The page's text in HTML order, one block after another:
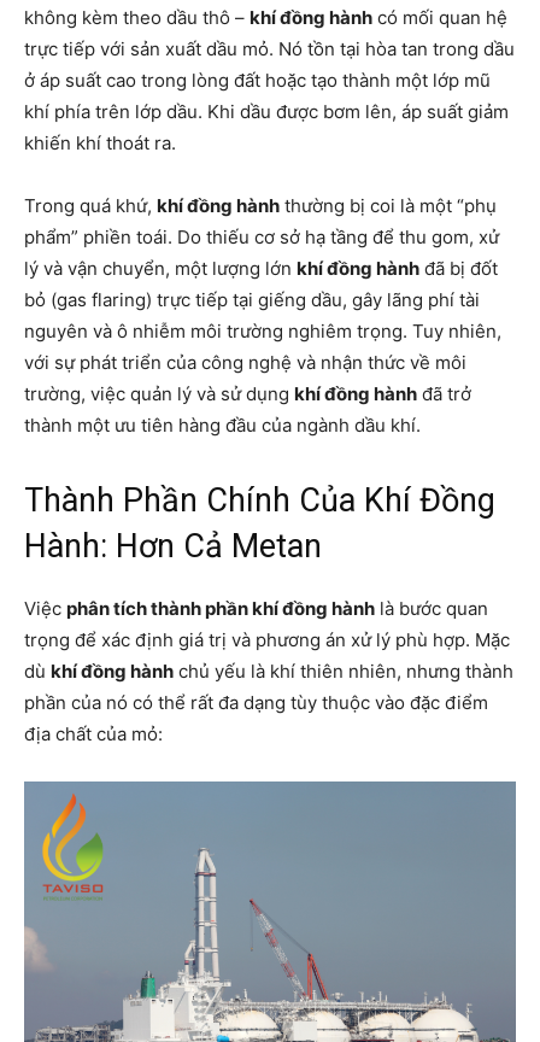
không kèm theo dầu thô – khí đồng hành có mối quan hệ
trực tiếp với sản xuất dầu mỏ. Nó tồn tại hòa tan trong dầu
ở áp suất cao trong lòng đất hoặc tạo thành một lớp mũ
khí phía trên lớp dầu. Khi dầu được bơm lên, áp suất giảm
khiến khí thoát ra.
Trong quá khứ, khí đồng hành thường bị coi là một “phụ
phẩm” phiền toái. Do thiếu cơ sở hạ tầng để thu gom, xử
lý và vận chuyển, một lượng lớn khí đồng hành đã bị đốt
bỏ (gas flaring) trực tiếp tại giếng dầu, gây lãng phí tài
nguyên và ô nhiễm môi trường nghiêm trọng. Tuy nhiên,
với sự phát triển của công nghệ và nhận thức về môi
trường, việc quản lý và sử dụng khí đồng hành đã trở
thành một ưu tiên hàng đầu của ngành dầu khí.
Thành Phần Chính Của Khí Đồng
Hành: Hơn Cả Metan
Việc phân tích thành phần khí đồng hành là bước quan
trọng để xác định giá trị và phương án xử lý phù hợp. Mặc
dù khí đồng hành chủ yếu là khí thiên nhiên, nhưng thành
phần của nó có thể rất đa dạng tùy thuộc vào đặc điểm
địa chất của mỏ: